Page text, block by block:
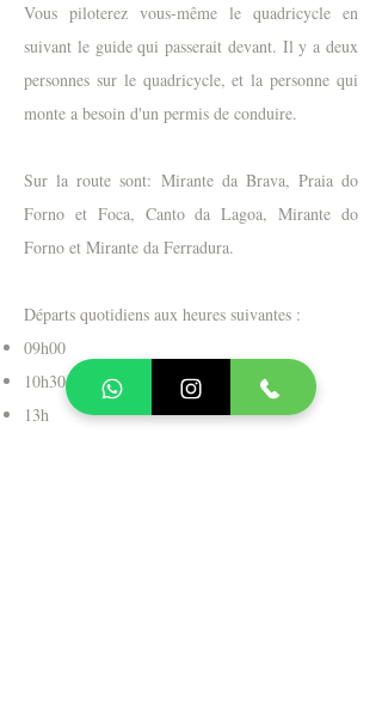
Vous piloterez vous-même le quadricycle en
suivant le guide qui passerait devant. Il y a deux
personnes sur le quadricycle, et la personne qui
monte a besoin d'un permis de conduire.
Sur la route sont: Mirante da Brava, Praia do
Forno et Foca, Canto da Lagoa, Mirante do
Forno et Mirante da Ferradura.
Départs quotidiens aux heures suivantes :
09h00
10h30
13h